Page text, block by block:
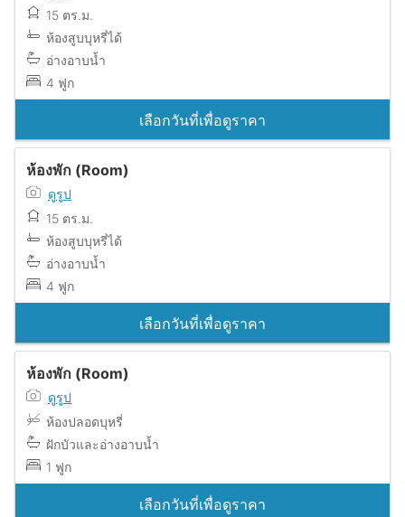
15 ตร.ม.
ห้องสูบบุหรี่ได้
อ่างอาบน้ำ
4 ฟูก
เลือกวันที่เพื่อดูราคา
ห้องพัก (Room)
ดูรูป
15 ตร.ม.
ห้องสูบบุหรี่ได้
อ่างอาบน้ำ
4 ฟูก
เลือกวันที่เพื่อดูราคา
ห้องพัก (Room)
ดูรูป
ห้องปลอดบุหรี่
ฝักบัวและอ่างอาบน้ำ
1 ฟูก
เลือกวันที่เพื่อดูราคา